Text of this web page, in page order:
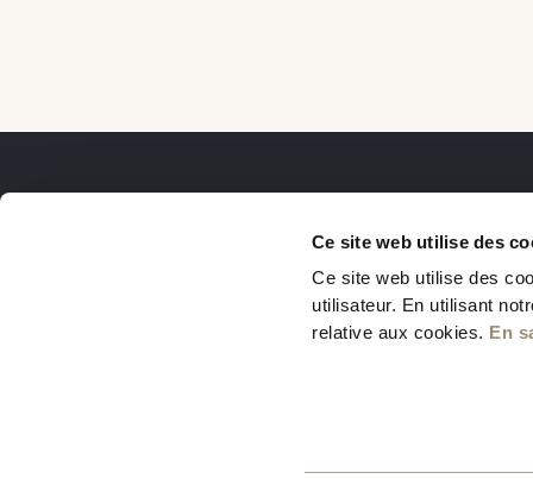
Ce site web utilise des
Ce site web utilise des
utilisateur. En utilisant
relative aux cookies. En